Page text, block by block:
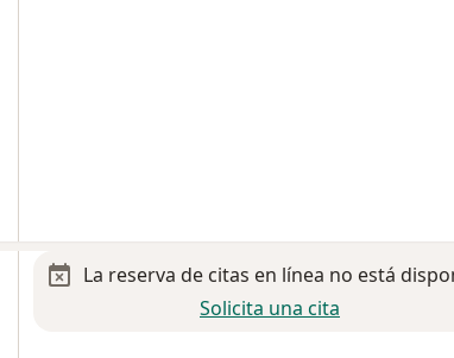
La reserva de citas en línea no está
Solicita una cita